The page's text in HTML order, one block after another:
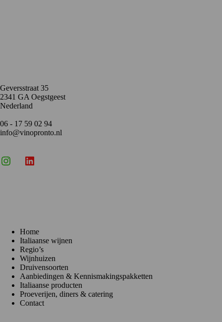
Geversstraat 35
2341 GA Oegstgeest
Nederland
06 - 17 59 02 94
info@vinopronto.nl
InstagramLinkedIn
Home
Italiaanse wijnen
Regio’s
Wijnhuizen
Druivensoorten
Aanbiedingen & Kennismakingspakketten
Italiaanse producten
Proeverijen, diners & catering
Contact